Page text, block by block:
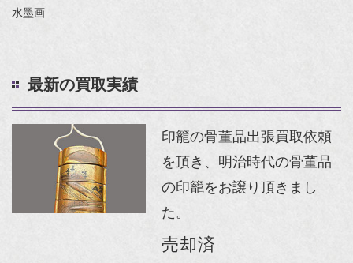
水墨画
最新の買取実績
印籠の骨董品出張買取依頼
を頂き、明治時代の骨董品
の印籠をお譲り頂きまし
た。
売却済